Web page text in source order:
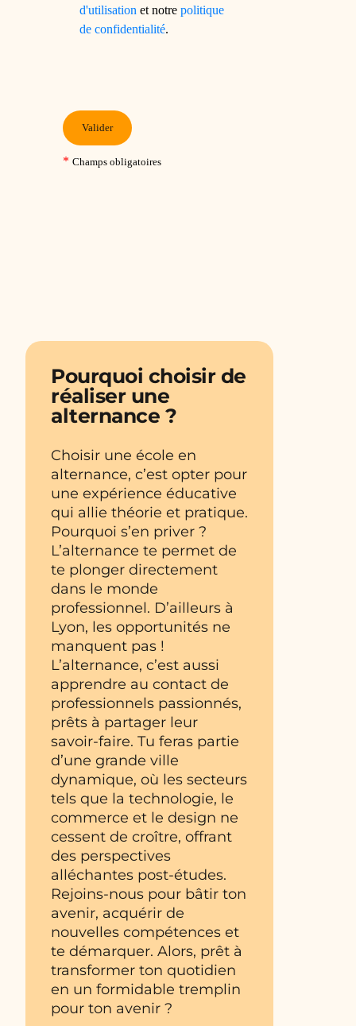
Pourquoi choisir de
réaliser une
alternance ?
Choisir une école en
alternance, c’est opter pour
une expérience éducative
qui allie théorie et pratique.
Pourquoi s’en priver ?
L’alternance te permet de
te plonger directement
dans le monde
professionnel. D’ailleurs à
Lyon, les opportunités ne
manquent pas !
L’alternance, c’est aussi
apprendre au contact de
professionnels passionnés,
prêts à partager leur
savoir-faire. Tu feras partie
d’une grande ville
dynamique, où les secteurs
tels que la technologie, le
commerce et le design ne
cessent de croître, offrant
des perspectives
alléchantes post-études.
Rejoins-nous pour bâtir ton
avenir, acquérir de
nouvelles compétences et
te démarquer. Alors, prêt à
transformer ton quotidien
en un formidable tremplin
pour ton avenir ?